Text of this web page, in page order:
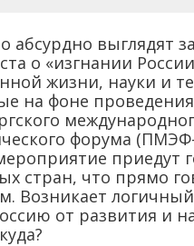
абсурдно выглядят
о «изгнании
жизни, науки и
на фоне проведения
форума
приедут
стран, что прямо
Возникает
от развития и